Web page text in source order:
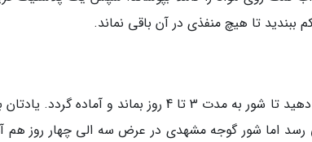
تا هیچ منفذی در آن باقی نماند.
سپس بطری گوجه شور مشهدی را در جای خنک و تاریک قرار دهید تا شور به مدت 3 تا 4 روز بماند و آماده
روز بماند، شور بیشتر می رسد اما شور گوجه مشهدی در عرض سه الی چهار روز